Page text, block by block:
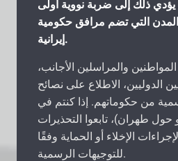
ذلك إلى ضربة نووية أولى
التي تضم مرافق حكومية
إيرانية.
والمراسلين الأجانب،
الدوليين، الاطلاع على نصائح
من حكوماتهم. إذا كنتم في
طهران)، تابعوا التحذيرات
الإخلاء أو الحماية وفقًا
للتوجيهات الرسمية.